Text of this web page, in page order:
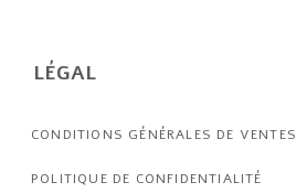
LÉGAL
CONDITIONS GÉNÉRALES DE VENTES
POLITIQUE DE CONFIDENTIALITÉ